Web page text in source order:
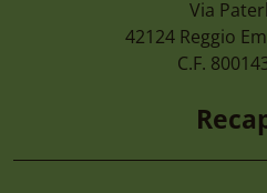
Camera Di
Di Imprese Non
Via
42124 Reggio
C.F.